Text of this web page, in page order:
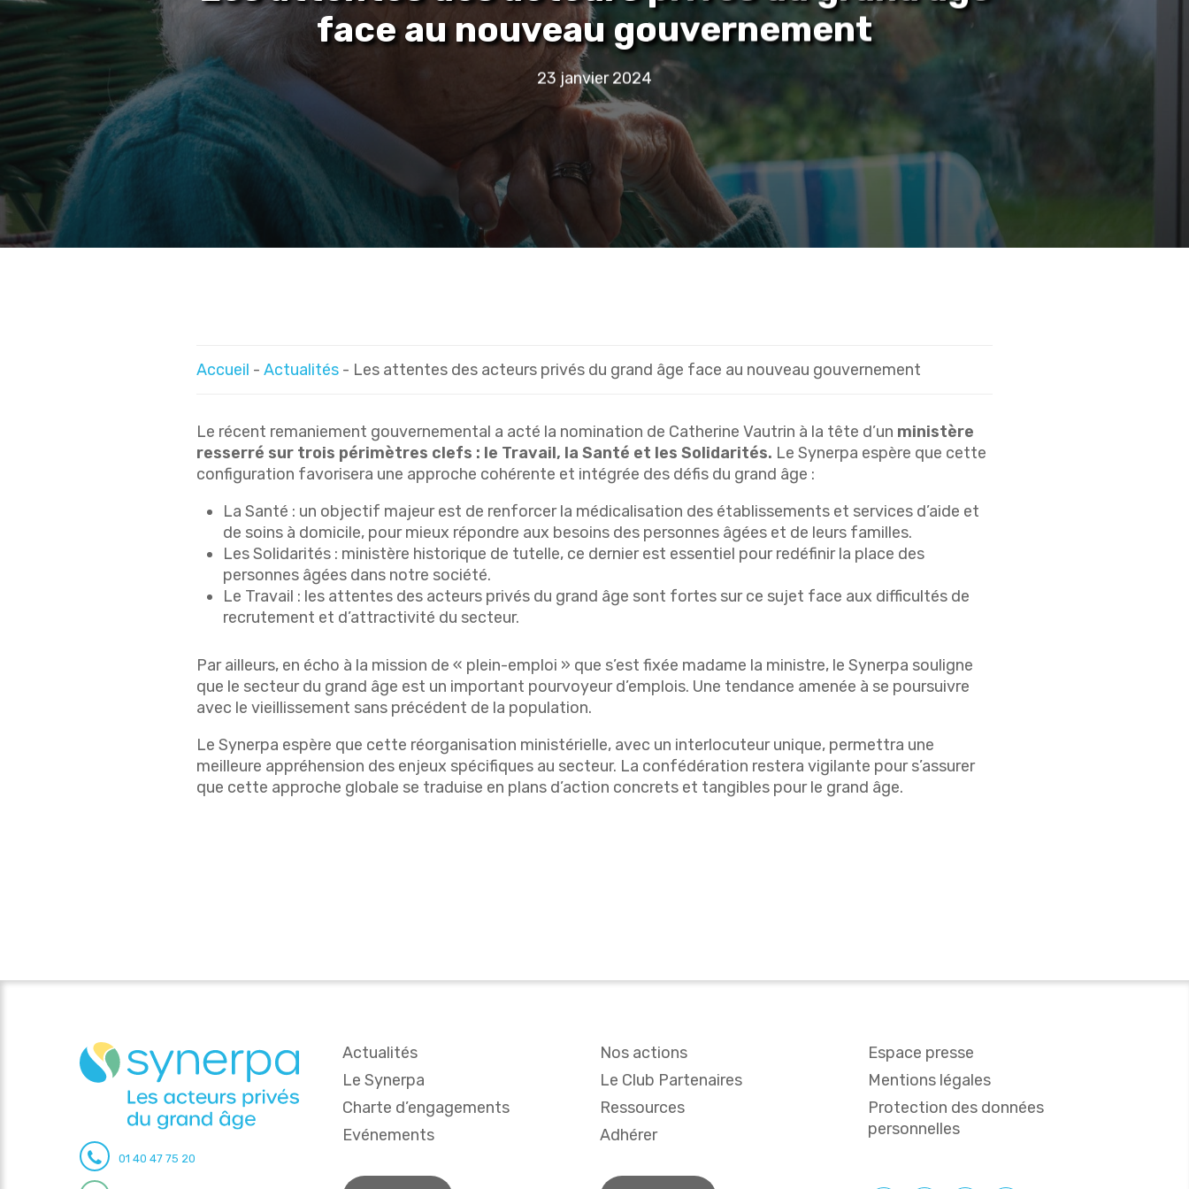
face au nouveau gouvernement
23 janvier 2024
Accueil - Actualités - Les attentes des acteurs privés du grand âge face au nouveau gouvernement
Le récent remaniement gouvernemental a acté la nomination de Catherine Vautrin à la tête d’un ministère
resserré sur trois périmètres clefs : le Travail, la Santé et les Solidarités. Le Synerpa espère que cette
configuration favorisera une approche cohérente et intégrée des défis du grand âge :
La Santé : un objectif majeur est de renforcer la médicalisation des établissements et services d’aide et
de soins à domicile, pour mieux répondre aux besoins des personnes âgées et de leurs familles.
Les Solidarités : ministère historique de tutelle, ce dernier est essentiel pour redéfinir la place des
personnes âgées dans notre société.
Le Travail : les attentes des acteurs privés du grand âge sont fortes sur ce sujet face aux difficultés de
recrutement et d’attractivité du secteur.
Par ailleurs, en écho à la mission de « plein-emploi » que s’est fixée madame la ministre, le Synerpa souligne
que le secteur du grand âge est un important pourvoyeur d’emplois. Une tendance amenée à se poursuivre
avec le vieillissement sans précédent de la population.
Le Synerpa espère que cette réorganisation ministérielle, avec un interlocuteur unique, permettra une
meilleure appréhension des enjeux spécifiques au secteur. La confédération restera vigilante pour s’assurer
que cette approche globale se traduise en plans d’action concrets et tangibles pour le grand âge.
01 40 47 75 20
Actualités
Le Synerpa
Charte d’engagements
Evénements
Nos actions
Le Club Partenaires
Ressources
Adhérer
Espace presse
Mentions légales
Protection des données
personnelles